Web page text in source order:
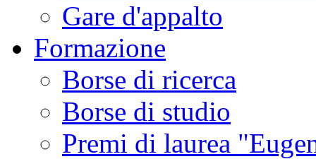
Gare d'appalto
Formazione
Borse di ricerca
Borse di studio
Premi di laurea